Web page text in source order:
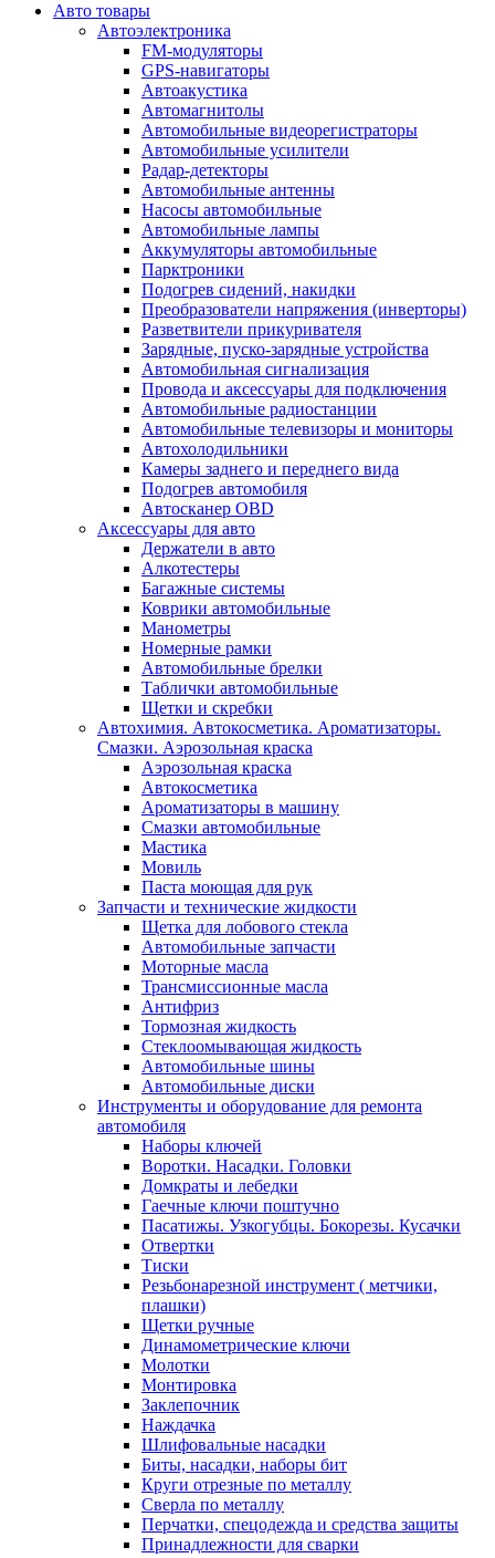
Авто товары
Автоэлектроника
FM-модуляторы
GPS-навигаторы
Автоакустика
Автомагнитолы
Автомобильные видеорегистраторы
Автомобильные усилители
Радар-детекторы
Автомобильные антенны
Насосы автомобильные
Автомобильные лампы
Аккумуляторы автомобильные
Парктроники
Подогрев сидений, накидки
Преобразователи напряжения (инверторы)
Разветвители прикуривателя
Зарядные, пуско-зарядные устройства
Автомобильная сигнализация
Провода и аксессуары для подключения
Автомобильные радиостанции
Автомобильные телевизоры и мониторы
Автохолодильники
Камеры заднего и переднего вида
Подогрев автомобиля
Автосканер OBD
Аксессуары для авто
Держатели в авто
Алкотестеры
Багажные системы
Коврики автомобильные
Манометры
Номерные рамки
Автомобильные брелки
Таблички автомобильные
Щетки и скребки
Автохимия. Автокосметика. Ароматизаторы.
Смазки. Аэрозольная краска
Аэрозольная краска
Автокосметика
Ароматизаторы в машину
Смазки автомобильные
Мастика
Мовиль
Паста моющая для рук
Запчасти и технические жидкости
Щетка для лобового стекла
Автомобильные запчасти
Моторные масла
Трансмиссионные масла
Антифриз
Тормозная жидкость
Стеклоомывающая жидкость
Автомобильные шины
Автомобильные диски
Инструменты и оборудование для ремонта
автомобиля
Наборы ключей
Воротки. Насадки. Головки
Домкраты и лебедки
Гаечные ключи поштучно
Пасатижы. Узкогубцы. Бокорезы. Кусачки
Отвертки
Тиски
Резьбонарезной инструмент ( метчики,
плашки)
Щетки ручные
Динамометрические ключи
Молотки
Монтировка
Заклепочник
Наждачка
Шлифовальные насадки
Биты, насадки, наборы бит
Круги отрезные по металлу
Сверла по металлу
Перчатки, спецодежда и средства защиты
Принадлежности для сварки